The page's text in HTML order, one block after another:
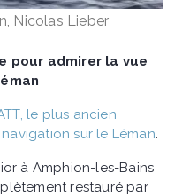
Nicolas Lieber
pour admirer la vue
le plus ancien
sur le Léman
à Amphion-les-Bains
restauré par